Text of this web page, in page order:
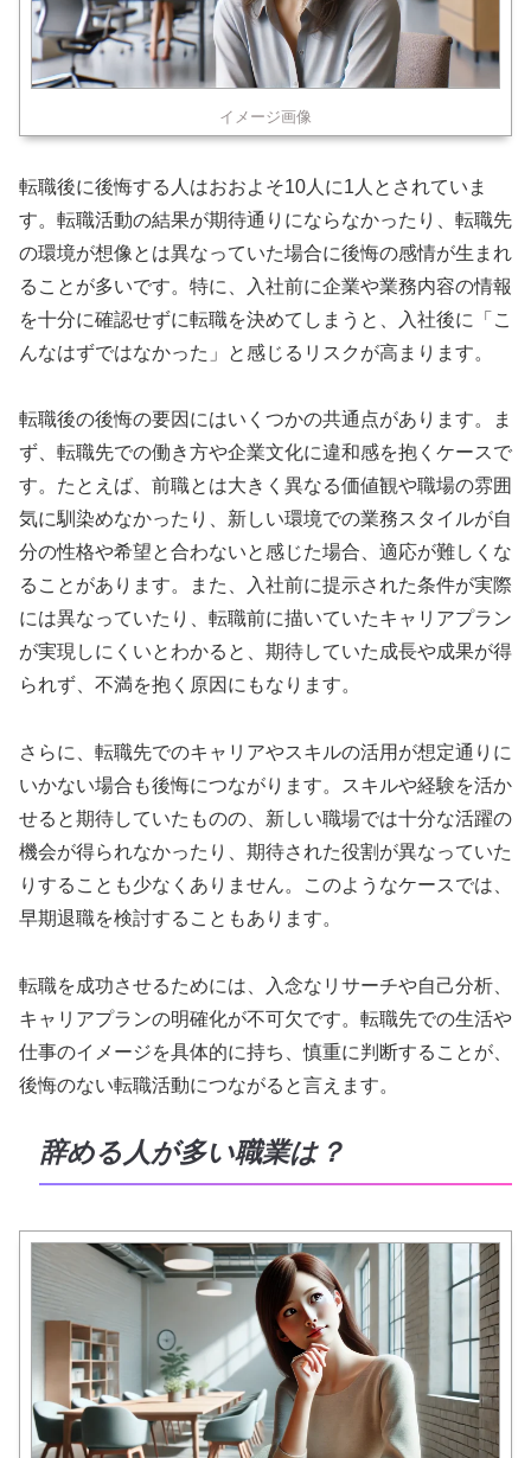
イメージ画像
転職後に後悔する人はおおよそ10人に1人とされていま
す。転職活動の結果が期待通りにならなかったり、転職先
の環境が想像とは異なっていた場合に後悔の感情が生まれ
ることが多いです。特に、入社前に企業や業務内容の情報
を十分に確認せずに転職を決めてしまうと、入社後に「こ
んなはずではなかった」と感じるリスクが高まります。
転職後の後悔の要因にはいくつかの共通点があります。ま
ず、転職先での働き方や企業文化に違和感を抱くケースで
す。たとえば、前職とは大きく異なる価値観や職場の雰囲
気に馴染めなかったり、新しい環境での業務スタイルが自
分の性格や希望と合わないと感じた場合、適応が難しくな
ることがあります。また、入社前に提示された条件が実際
には異なっていたり、転職前に描いていたキャリアプラン
が実現しにくいとわかると、期待していた成長や成果が得
られず、不満を抱く原因にもなります。
さらに、転職先でのキャリアやスキルの活用が想定通りに
いかない場合も後悔につながります。スキルや経験を活か
せると期待していたものの、新しい職場では十分な活躍の
機会が得られなかったり、期待された役割が異なっていた
りすることも少なくありません。このようなケースでは、
早期退職を検討することもあります。
転職を成功させるためには、入念なリサーチや自己分析、
キャリアプランの明確化が不可欠です。転職先での生活や
仕事のイメージを具体的に持ち、慎重に判断することが、
後悔のない転職活動につながると言えます。
辞める人が多い職業は？